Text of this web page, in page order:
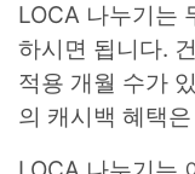
LOCA 나누기는
하시면 됩니다.
적용 개월 수가
의 캐시백 혜택